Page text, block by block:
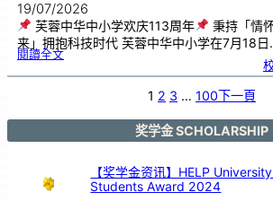
19/07/2026
芙蓉中华中小学欢庆113周年
秉持「情
来」拥抱科技时代 芙蓉中华中小学在7月18
閱讀全文:芙
中
华
1
1
年
1 2 3 … 100下一頁
奖学金 SCHOLARSHIP
【奖学金资讯】HELP
Students Award 2024